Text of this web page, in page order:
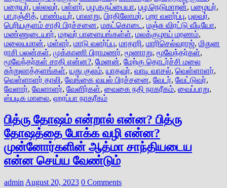
பறையர், பல்லவர், பள்ளர், பழ.கருப்பையா, பழ.நெடுமாறன், பழையர்,
பா.ரஞ்சித், பாண்டியர், பாலாறு, பிரதிலோமர், புறா வளர்ப்பு, புலவர்,
பெரியகுளம் சாதி பிரச்சனை, மகட்கொடை, மஞ்சு விரட்டு வீடியோ,
மண்ணுடையார், மறவர் பாளையங்கள்ள், மலக்குழாய் மரணம்,
மலையமான், மள்ளர், மாடு வளர்ப்பு, மாதாரி, மாரிசெல்வராஜ், மிதுன
ராசி பலன்கள், முக்காணி பிராமணர், மூணாறு, மூவேந்தர்கள்,
மூவேந்தர்கள் சாதி என்ன?, மேனன், மேற்கு தொடர்ச்சி மலை
சுற்றுலாத்தளங்கள், யது குலம், யாதவர், வாடி வாசல், வெள்ளாளர்,
வெள்ளாளர் தாலி, வேங்கை வயல் பிரச்சனை, வேடர், வேட்டுவர்,
வேளார், வேளாளர், வேளிர்கள், வைகை நதி நாகரீகம், வைப்பாறு,
ஸ்படிக மாலை, ஹரப்பா நாகரீகம்
பித்ரு தோஷம் என்றால் என்ன? பித்ரு
தோஷத்தை போக்க வழி என்ன?
முன்னோர்களின் ஆத்மா சாந்தியடைய
என்ன செய்ய வேண்டும்
admin August 20, 2023 0 Comments